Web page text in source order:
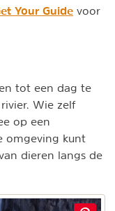
Your Guide voor
tot een dag te
Wie zelf
op een
omgeving kunt
dieren langs de